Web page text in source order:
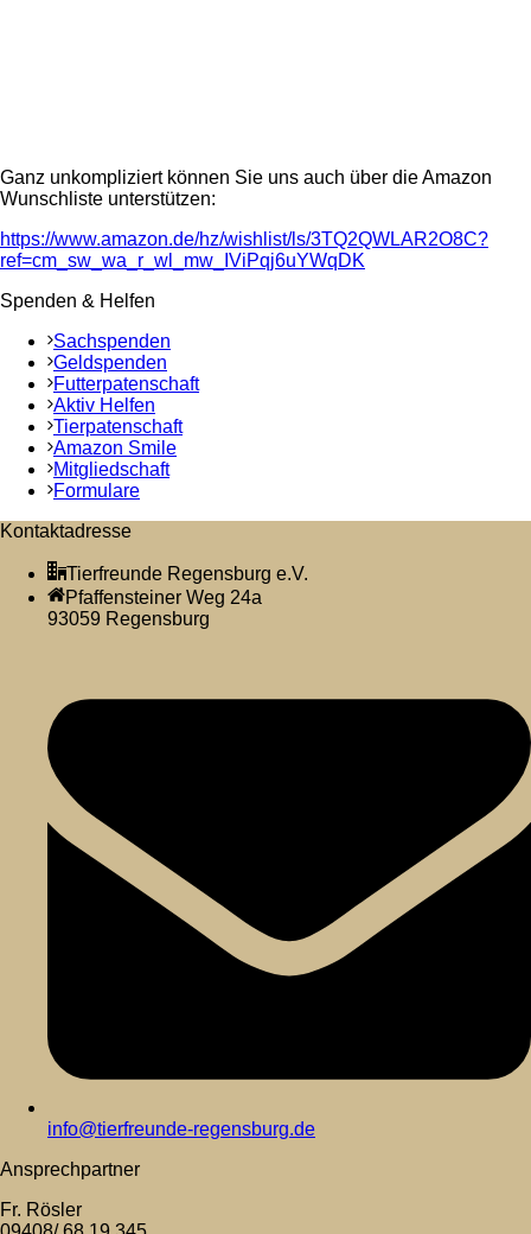
Ganz unkompliziert können Sie uns auch über die Amazon
Wunschliste unterstützen:
https://www.amazon.de/hz/wishlist/ls/3TQ2QWLAR2O8C?
ref=cm_sw_wa_r_wl_mw_IViPqj6uYWqDK
Spenden & Helfen
Sachspenden
Geldspenden
Futterpatenschaft
Aktiv Helfen
Tierpatenschaft
Amazon Smile
Mitgliedschaft
Formulare
Kontaktadresse
Tierfreunde Regensburg e.V.
Pfaffensteiner Weg 24a
93059 Regensburg
info@tierfreunde-regensburg.de
Ansprechpartner
Fr. Rösler